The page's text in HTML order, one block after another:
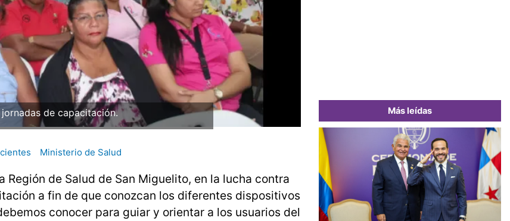
de capacitación.
Ministerio de Salud
de Salud de San Miguelito, en la lucha contra
a fin de que conozcan los diferentes dispositivos
conocer para guiar y orientar a los usuarios del
Más leídas